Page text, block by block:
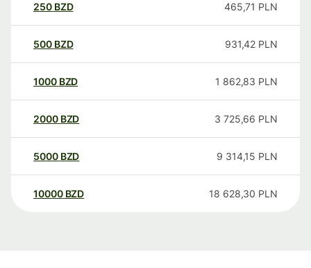
250 BZD 465,71 PLN
500 BZD 931,42 PLN
1000 BZD 1 862,83 PLN
2000 BZD 3 725,66 PLN
5000 BZD 9 314,15 PLN
10000 BZD 18 628,30 PLN